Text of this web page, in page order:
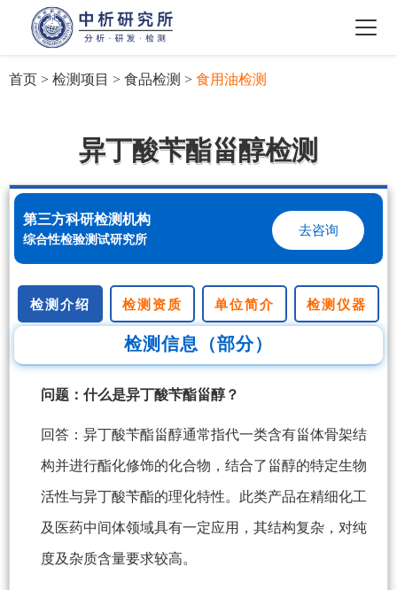
首页 > 检测项目 > 食品检测 > 食用油检测
异丁酸苄酯甾醇检测
第三方科研检测机构
综合性检验测试研究所
去咨询
检测介绍 检测资质 单位简介 检测仪器
检测信息（部分）
问题：什么是异丁酸苄酯甾醇？
回答：异丁酸苄酯甾醇通常指代一类含有甾体骨架结
构并进行酯化修饰的化合物，结合了甾醇的特定生物
活性与异丁酸苄酯的理化特性。此类产品在精细化工
及医药中间体领域具有一定应用，其结构复杂，对纯
度及杂质含量要求较高。